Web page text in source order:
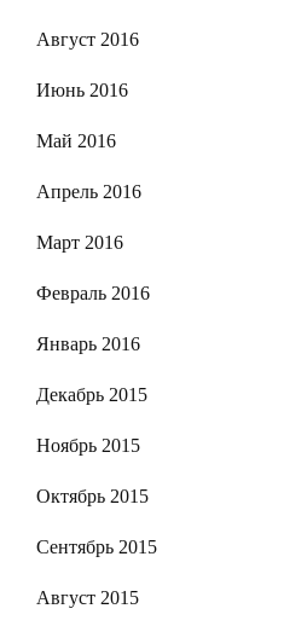
Август 2016
Июнь 2016
Май 2016
Апрель 2016
Март 2016
Февраль 2016
Январь 2016
Декабрь 2015
Ноябрь 2015
Октябрь 2015
Сентябрь 2015
Август 2015